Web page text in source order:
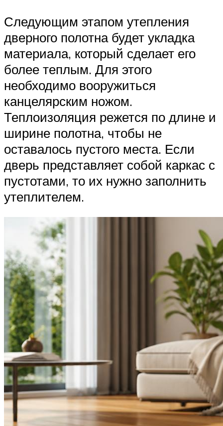
Следующим этапом утепления
дверного полотна будет укладка
материала, который сделает его
более теплым. Для этого
необходимо вооружиться
канцелярским ножом.
Теплоизоляция режется по длине и
ширине полотна, чтобы не
оставалось пустого места. Если
дверь представляет собой каркас с
пустотами, то их нужно заполнить
утеплителем.